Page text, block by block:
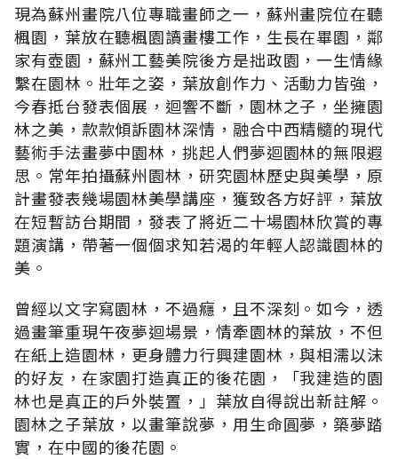
現為蘇州畫院八位專職畫師之一，蘇州畫院位在聽
楓園，葉放在聽楓園讀畫樓工作，生長在畢園，鄰
家有壺園，蘇州工藝美院後方是拙政園，一生情緣
繫在園林。壯年之姿，葉放創作力、活動力皆強，
今春抵台發表個展，迴響不斷，園林之子，坐擁園
林之美，款款傾訴園林深情，融合中西精髓的現代
藝術手法畫夢中園林，挑起人們夢迴園林的無限遐
思。常年拍攝蘇州園林，研究園林歷史與美學，原
計畫發表幾場園林美學講座，獲致各方好評，葉放
在短暫訪台期間，發表了將近二十場園林欣賞的專
題演講，帶著一個個求知若渴的年輕人認識園林的
美。
曾經以文字寫園林，不過癮，且不深刻。如今，透
過畫筆重現午夜夢迴場景，情牽園林的葉放，不但
在紙上造園林，更身體力行興建園林，與相濡以沫
的好友，在家園打造真正的後花園，「我建造的園
林也是真正的戶外裝置，」葉放自得說出新註解。
園林之子葉放，以畫筆說夢，用生命圓夢，築夢踏
實，在中國的後花園。